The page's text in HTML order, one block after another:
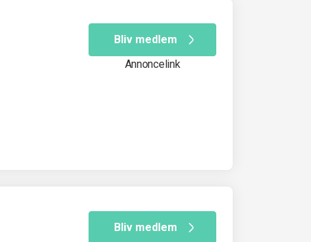
Bliv medlem
Annoncelink
Bliv medlem